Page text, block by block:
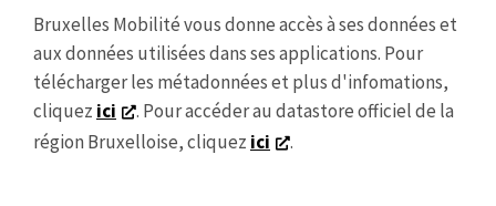
Bruxelles Mobilité vous donne accès à ses données et
aux données utilisées dans ses applications. Pour
télécharger les métadonnées et plus d'infomations,
cliquez ici
. Pour accéder au datastore officiel de la
région Bruxelloise, cliquez ici .